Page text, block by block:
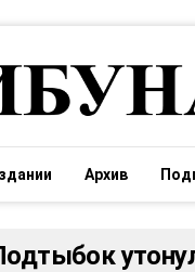
Архив